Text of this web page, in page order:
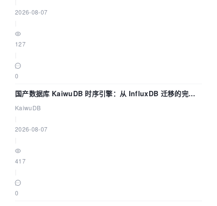
2026-08-07
127
0
国产数据库 KaiwuDB 时序引擎：从 InfluxDB 迁移的完整
技术路径
KaiwuDB
2026-08-07
417
0